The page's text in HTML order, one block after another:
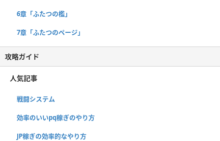
6章「ふたつの檻」
7章「ふたつのページ」
攻略ガイド
人気記事
戦闘システム
効率のいいpq稼ぎのやり方
JP稼ぎの効率的なやり方